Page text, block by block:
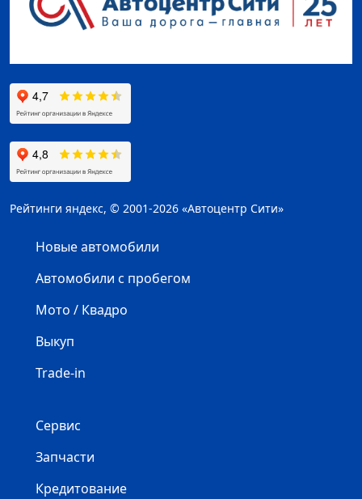
Рейтинги яндекс, © 2001-2026 «Автоцентр Сити»
Новые автомобили
Автомобили с пробегом
Мото / Квадро
Выкуп
Trade-in
Сервис
Запчасти
Кредитование